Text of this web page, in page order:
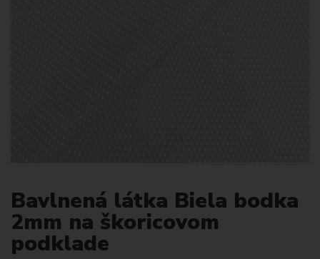
Bavlnená látka Biela bodka
2mm na škoricovom
podklade